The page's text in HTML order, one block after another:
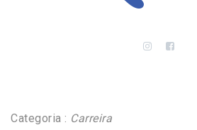
Categoria : Carreira